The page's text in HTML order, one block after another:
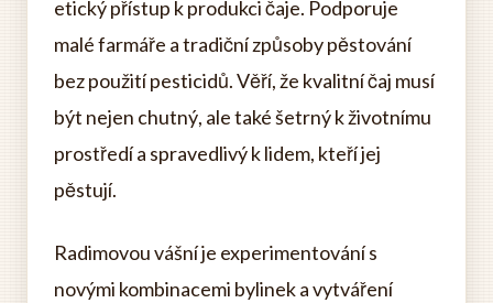
etický přístup k produkci čaje. Podporuje
malé farmáře a tradiční způsoby pěstování
bez použití pesticidů. Věří, že kvalitní čaj musí
být nejen chutný, ale také šetrný k životnímu
prostředí a spravedlivý k lidem, kteří jej
pěstují.
Radimovou vášní je experimentování s
novými kombinacemi bylinek a vytváření